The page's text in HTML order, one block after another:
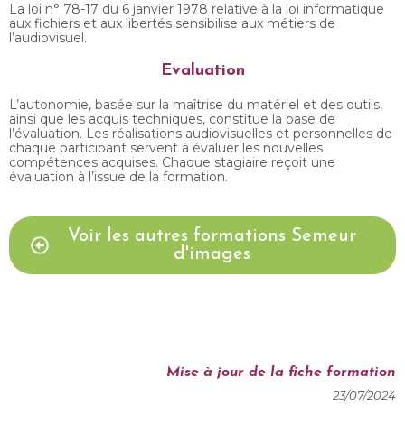
La loi n° 78-17 du 6 janvier 1978 relative à la loi informatique
aux fichiers et aux libertés sensibilise aux métiers de
l’audiovisuel.
Evaluation
L’autonomie, basée sur la maîtrise du matériel et des outils,
ainsi que les acquis techniques, constitue la base de
l’évaluation. Les réalisations audiovisuelles et personnelles de
chaque participant servent à évaluer les nouvelles
compétences acquises. Chaque stagiaire reçoit une
évaluation à l’issue de la formation.
Voir les autres formations Semeur
d'images
Mise à jour de la fiche formation
23/07/2024